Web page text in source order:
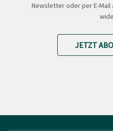
Newsletter oder per E-Mail
JETZT